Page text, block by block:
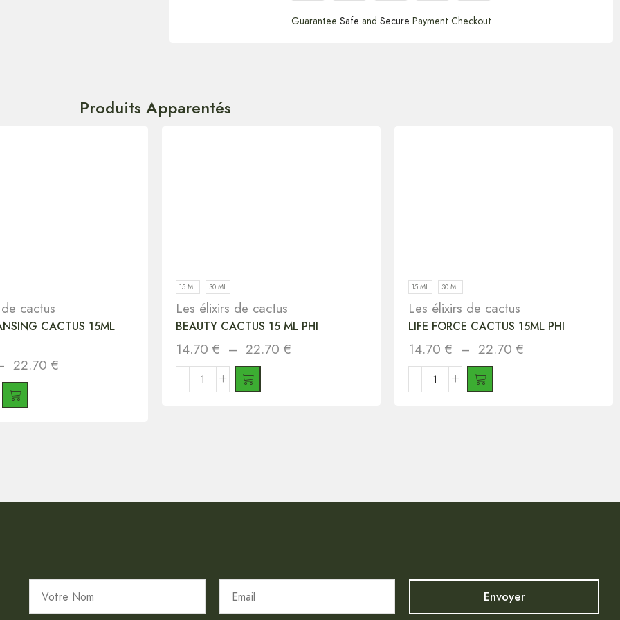
Guarantee Safe and Secure Payment Checkout
Produits Apparentés
cactus
CACTUS 15ML
22.70 €
15 ML 30 ML
Les élixirs de cactus
BEAUTY CACTUS 15 ML PHI
14.70 € – 22.70 €
15 ML 30 ML
Les élixirs de cactus
LIFE FORCE CACTUS 15ML PHI
14.70 € – 22.70 €